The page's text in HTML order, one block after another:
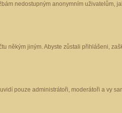
nedostupným anonymním uživatelům,
někým jiným. Abyste zůstali přihlášeni,
pouze administrátoři, moderátoři a vy